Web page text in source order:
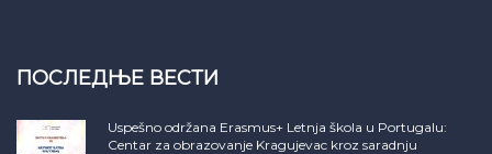
ПОСЛЕДЊЕ ВЕСТИ
Uspešno održana Erasmus+ Letnja škola u Portugalu:
Centar za obrazovanje Kragujevac kroz saradnju